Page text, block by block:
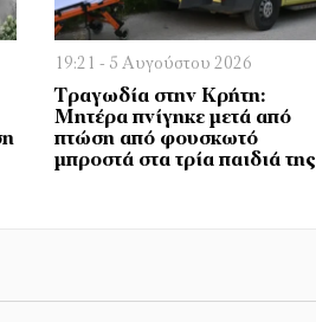
19:21 - 5 Αυγούστου 2026
Τραγωδία στην Κρήτη:
Μητέρα πνίγηκε μετά από
πτώση από φουσκωτό
μπροστά στα τρία παιδιά της